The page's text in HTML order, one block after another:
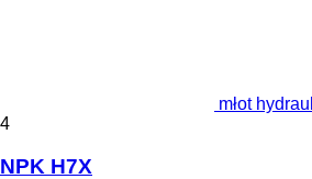
młot
4
NPK H7X